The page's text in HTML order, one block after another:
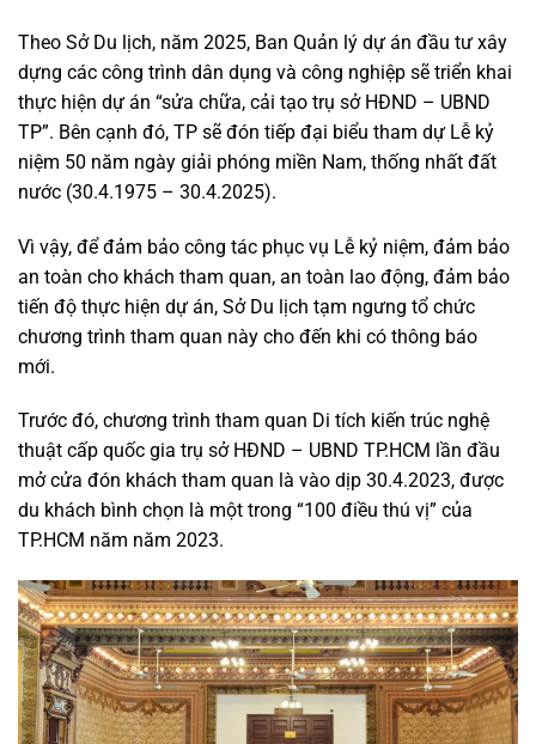
Theo Sở Du lịch, năm 2025, Ban Quản lý dự án đầu tư xây
dựng các công trình dân dụng và công nghiệp sẽ triển khai
thực hiện dự án “sửa chữa, cải tạo trụ sở HĐND – UBND
TP”. Bên cạnh đó, TP sẽ đón tiếp đại biểu tham dự Lễ kỷ
niệm 50 năm ngày giải phóng miền Nam, thống nhất đất
nước (30.4.1975 – 30.4.2025).
Vì vậy, để đảm bảo công tác phục vụ Lễ kỷ niệm, đảm bảo
an toàn cho khách tham quan, an toàn lao động, đảm bảo
tiến độ thực hiện dự án, Sở Du lịch tạm ngưng tổ chức
chương trình tham quan này cho đến khi có thông báo
mới.
Trước đó, chương trình tham quan Di tích kiến trúc nghệ
thuật cấp quốc gia trụ sở HĐND – UBND TP.HCM lần đầu
mở cửa đón khách tham quan là vào dịp 30.4.2023, được
du khách bình chọn là một trong “100 điều thú vị” của
TP.HCM năm năm 2023.